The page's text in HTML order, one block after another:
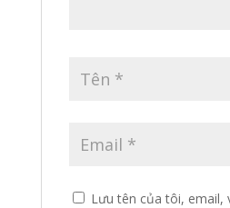
Lưu tên của tôi, email,